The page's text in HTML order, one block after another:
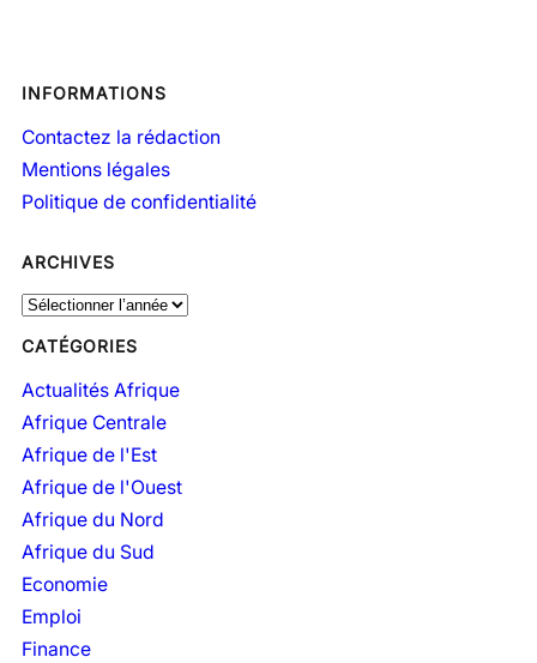
INFORMATIONS
Contactez la rédaction
Mentions légales
Politique de confidentialité
ARCHIVES
A
c
h
v
CATÉGORIES
Actualités Afrique
Afrique Centrale
Afrique de l'Est
Afrique de l'Ouest
Afrique du Nord
Afrique du Sud
Economie
Emploi
Finance